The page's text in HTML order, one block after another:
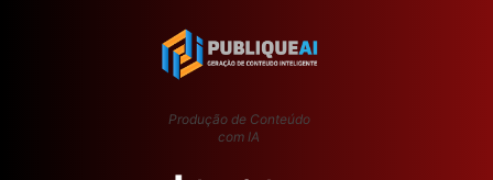
Produção de Conteúdo
com IA